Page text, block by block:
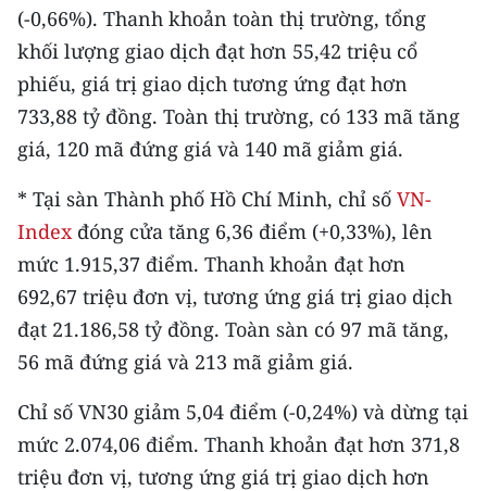
(-0,66%). Thanh khoản toàn thị trường, tổng
khối lượng giao dịch đạt hơn 55,42 triệu cổ
phiếu, giá trị giao dịch tương ứng đạt hơn
733,88 tỷ đồng. Toàn thị trường, có 133 mã tăng
giá, 120 mã đứng giá và 140 mã giảm giá.
* Tại sàn Thành phố Hồ Chí Minh, chỉ số VN-
Index đóng cửa tăng 6,36 điểm (+0,33%), lên
mức 1.915,37 điểm. Thanh khoản đạt hơn
692,67 triệu đơn vị, tương ứng giá trị giao dịch
đạt 21.186,58 tỷ đồng. Toàn sàn có 97 mã tăng,
56 mã đứng giá và 213 mã giảm giá.
Chỉ số VN30 giảm 5,04 điểm (-0,24%) và dừng tại
mức 2.074,06 điểm. Thanh khoản đạt hơn 371,8
triệu đơn vị, tương ứng giá trị giao dịch hơn